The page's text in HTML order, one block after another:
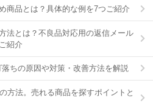
商品とは？具体的な例を7つご紹介
法とは？不良品対応用の返信メール
紹介
ちの原因や対策・改善方法を解説
方法。売れる商品を探すポイントと